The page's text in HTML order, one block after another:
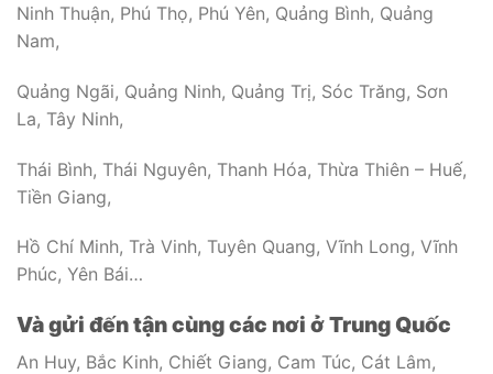
Ninh Thuận, Phú Thọ, Phú Yên, Quảng Bình, Quảng
Nam,
Quảng Ngãi, Quảng Ninh, Quảng Trị, Sóc Trăng, Sơn
La, Tây Ninh,
Thái Bình, Thái Nguyên, Thanh Hóa, Thừa Thiên – Huế,
Tiền Giang,
Hồ Chí Minh, Trà Vinh, Tuyên Quang, Vĩnh Long, Vĩnh
Phúc, Yên Bái…
Và gửi đến tận cùng các nơi ở Trung Quốc
An Huy, Bắc Kinh, Chiết Giang, Cam Túc, Cát Lâm,